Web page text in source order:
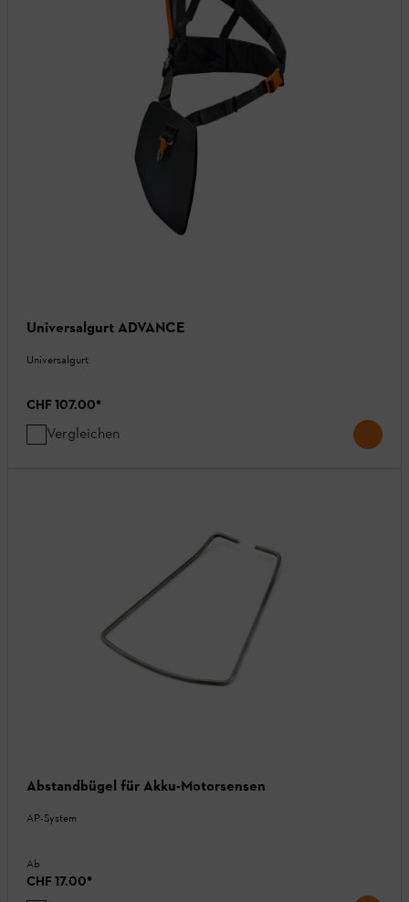
Universalgurt ADVANCE
Universalgurt
CHF 107.00*
Vergleichen
Abstandbügel für Akku-Motorsensen
AP-System
Ab
CHF 17.00*